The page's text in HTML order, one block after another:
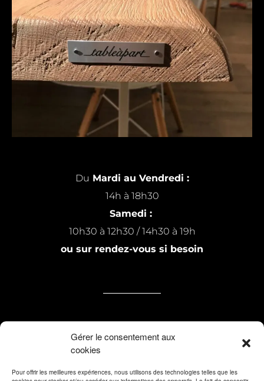
Gérer le consentement aux
cookies
Pour offrir les meilleures expériences, nous utilisons des technologies telles que les
Du Mardi au Vendredi :
14h à 18h30
Samedi :
10h30 à 12h30 / 14h30 à 19h
ou sur rendez-vous si besoin
7 rue Michel Raillard
59200 Tourcoing